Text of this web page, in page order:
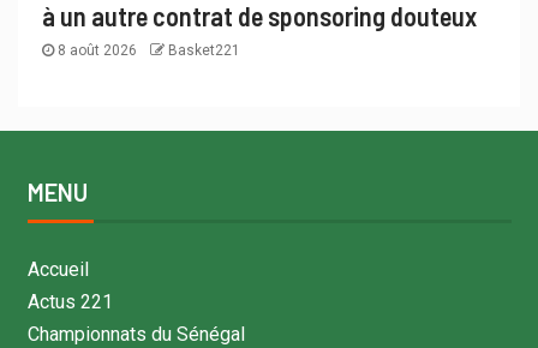
à un autre contrat de sponsoring douteux
8 août 2026 Basket221
MENU
Accueil
Actus 221
Championnats du Sénégal